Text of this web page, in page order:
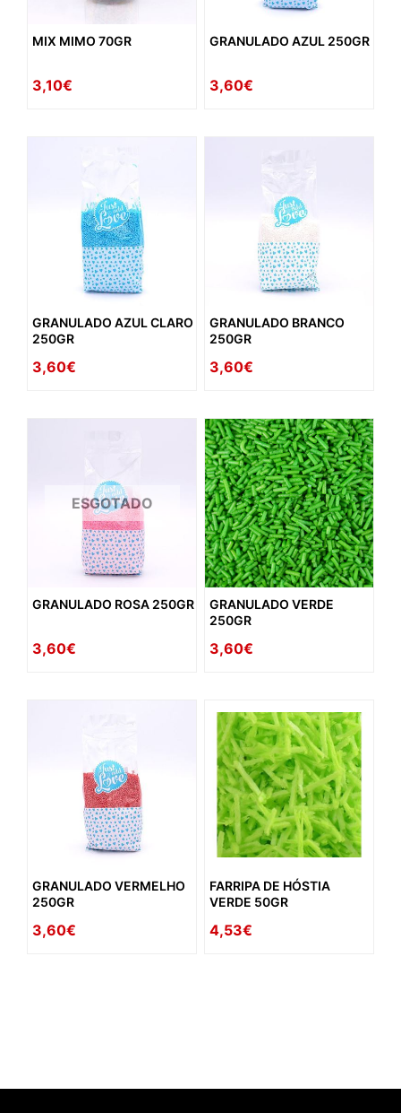
MIX MIMO 70GR
3,10€
GRANULADO AZUL 250GR
3,60€
GRANULADO AZUL CLARO
250GR
3,60€
GRANULADO BRANCO
250GR
3,60€
ESGOTADO
GRANULADO ROSA 250GR
3,60€
GRANULADO VERDE
250GR
3,60€
GRANULADO VERMELHO
250GR
3,60€
FARRIPA DE HÓSTIA
VERDE 50GR
4,53€